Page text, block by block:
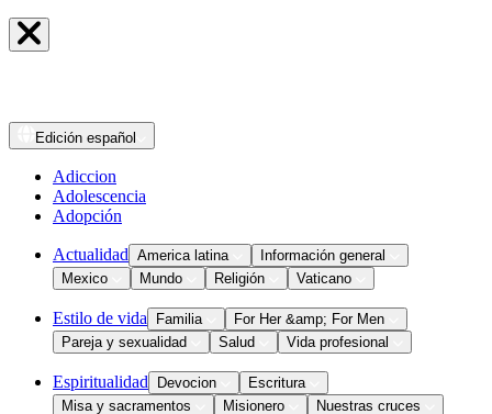
Edición español
Adiccion
Adolescencia
Adopción
Actualidad America latina
Información general
Mexico
Mundo Religión Vaticano
Estilo de vida Familia
For Her &amp; For Men
Pareja y sexualidad
Salud Vida profesional
Espiritualidad Devocion
Escritura
Misa y sacramentos
Misionero
Nuestras cruces